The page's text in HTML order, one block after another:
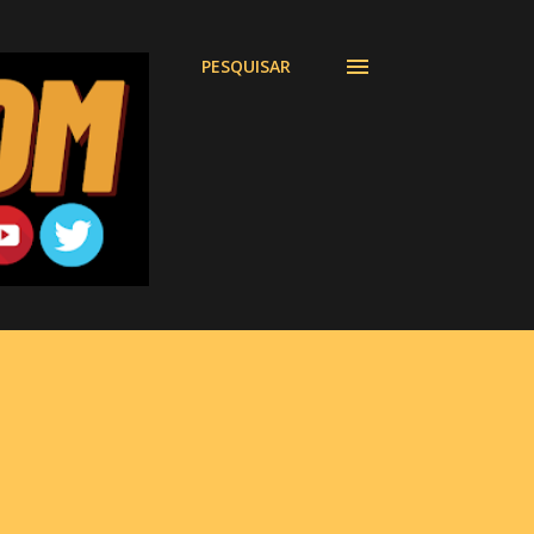
PESQUISAR